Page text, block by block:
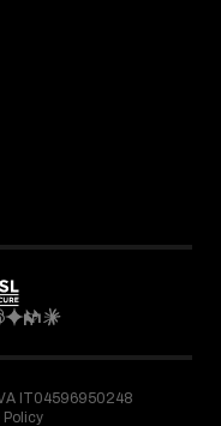
IT04596950248